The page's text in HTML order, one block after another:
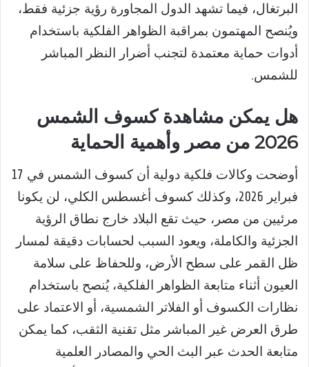
البرتغال، فيما تشهد الدول المجاورة رؤية جزئية فقط،
ويُنصح المهتمون بمراقبة الظواهر الفلكية باستخدام
أدوات حماية معتمدة لتجنب أضرار النظر المباشر
للشمس.
هل يمكن مشاهدة كسوف الشمس
2026 من مصر وأهمية الحماية
أوضحت وكالات فلكية دولية أن كسوف الشمس في 17
فبراير 2026، وكذلك كسوف أغسطس الكلي، لن يكونا
مرئيين من مصر، حيث تقع البلاد خارج نطاق الرؤية
الجزئية والكاملة، ويعود السبب لحسابات دقيقة لمسار
ظل القمر على سطح الأرض، وللحفاظ على سلامة
العيون أثناء متابعة الظواهر الفلكية، يُنصح باستخدام
نظارات الكسوف أو الفلاتر الشمسية، أو الاعتماد على
طرق العرض غير المباشر مثل تقنية الثقب، كما يمكن
متابعة الحدث عبر البث الحي والمصادر العلمية